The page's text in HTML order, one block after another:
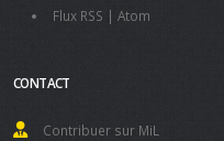
Flux RSS | Atom
CONTACT
Contribuer sur MiL